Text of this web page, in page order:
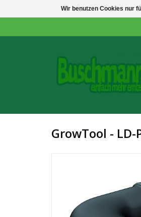
GrowTool -
Wir benutzen Cookies nur